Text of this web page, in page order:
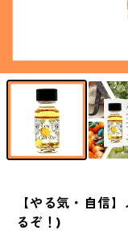
【やる気・自信
るぞ！)